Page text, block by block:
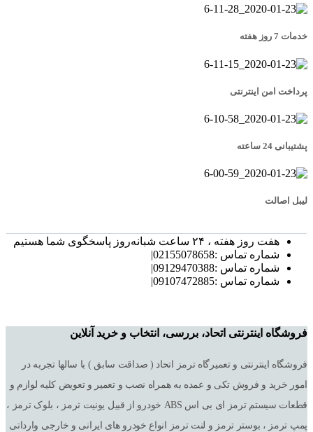
خدمات 7 روز هفته
پرداخت امن اینترنتی
پشتیبانی 24 ساعته
لیبل اصالت
هفت روز هفته ، ۲۴ ساعت شبانه‌روز پاسخگوی شما هستیم
شماره تماس :02155078658|
شماره تماس :09129470388|
شماره تماس :09107472885|
فروشگاه اینترنتی اتحاد، بررسی، انتخاب و خرید آنلاین
فروشگاه اینترنتی و تعمیرگاه ترمز اتحاد ( صداقت سابق ) با سالها تجربه در
امور خرید و فروش تکی و عمده به همراه نصب و تعمیر و تعویض کلیه لوازم و
قطعات سیستم ترمز ای بی اس ABS خودرو از قبیل یونیت ترمز ، بلوک ترمز ،
پمپ ترمز ، بوستر ترمز و لنت ترمز انواع خودرو های ایرانی و خارجی وارداتی